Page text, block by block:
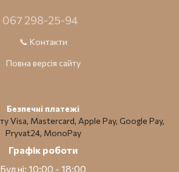
067 298-25-94
📞 Контакти
Повна версія сайту
Безпечні платежі
Графік роботи
Будні: 10:00 - 18:00